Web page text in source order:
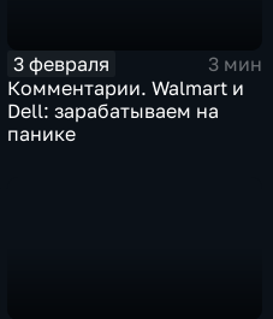
3 февраля
3 мин
Комментарии. Walmart и
Dell: зарабатываем на
панике